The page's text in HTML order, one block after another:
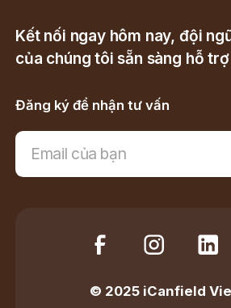
Kết nối ngay hôm nay, đội
của chúng tôi sẵn sàng hỗ
Đăng ký để nhận tư vấn
© 2025 iCanfield